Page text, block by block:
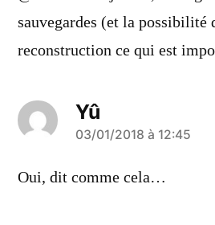
sauvegardes (et la possibilité
reconstruction ce qui est
Yû
a
03/01/2018 à 12:45
Oui, dit comme cela…